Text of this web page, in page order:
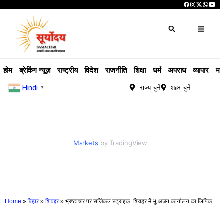
होम ब्रेकिंग न्यूज़ राष्ट्रीय विदेश राजनीति शिक्षा धर्म अपराध व्यापार
Hindi ▼ राज्य चुनें शहर चुनें
Markets by TradingView
Home » बिहार » शिवहर » भ्रष्टाचार पर सर्जिकल स्ट्राइक: शिवहर में भू अर्जन कार्यालय का लिपिक